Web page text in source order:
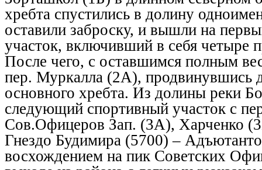
хребта спустились в долину
оставили заброску, и вышли на
участок, включивший в себя четыре
После чего, с оставшимся полным
пер. Муркалла (2А), продвинувшись
основного хребта. Из долины реки
следующий спортивный участок с
Сов.Офицеров Зап. (3А), Харченко
Гнездо Будимира (5700) –
восхождением на пик Советских